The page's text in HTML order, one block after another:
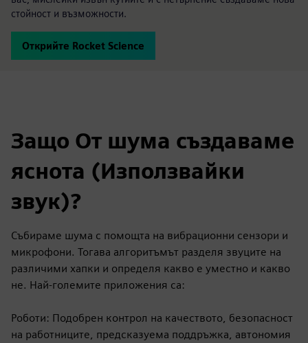
стойност и възможности.
Открийте Rocket Science
Защо От шума създаваме
яснота (Използвайки
звук)?
Събираме шума с помощта на вибрационни сензори и
микрофони. Тогава алгоритъмът разделя звуците на
различими хапки и определя какво е уместно и какво
не. Най-големите приложения са:
Роботи: Подобрен контрол на качеството, безопасност
на работниците, предсказуема поддръжка, автономия